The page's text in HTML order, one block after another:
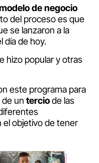
denegocio
del proceso es que
se lanzaron a la
día de hoy.
hizo popular y otras
este programa para
de un terciode las
el objetivo de tener